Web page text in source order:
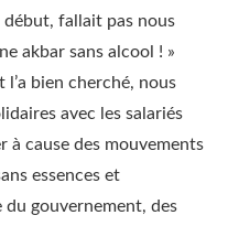
début, fallait pas nous
akbar sans alcool ! »
l’a bien cherché, nous
avec les salariés
à cause des mouvements
essences et
gouvernement, des